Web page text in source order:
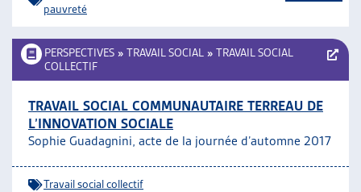
pauvreté
PERSPECTIVES » TRAVAIL SOCIAL » TRAVAIL SOCIAL
COLLECTIF
TRAVAIL SOCIAL COMMUNAUTAIRE TERREAU DE
L’INNOVATION SOCIALE
Sophie Guadagnini, acte de la journée d’automne 2017
Travail social collectif